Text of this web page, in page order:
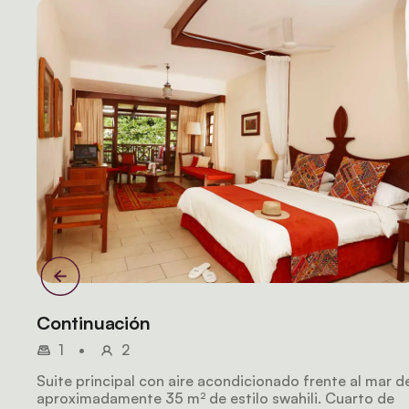
Continuación
1 •
2
Suite principal con aire acondicionado frente al mar
aproximadamente 35 m² de estilo swahili. Cuarto de